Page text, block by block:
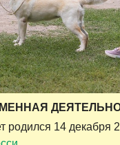
родился 14 декабря